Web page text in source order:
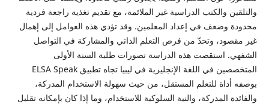
والتلقين والكتب الدراسية غير الملائمة، مع تقديم تغذية راجعة فردية
محدودة وضعف في إعداد المعلمين. وقد تؤدي هذه العوامل إلى إهمال
غير مقصود، وتحدّ من فرص التعلم الذاتي والمشاركة في التواصل
الشفهي. استقصت هذه الدراسة تصورات طلبة السنة الأولى
المتخصصين في اللغة الإنجليزية في ليبيا تجاه تطبيق ELSA Speak
بوصفه أداة للتعلم المستقل، من حيث سهولة الاستخدام المدركة،
والفائدة المدركة، والنية السلوكية للاستخدام، وما إذا كان بإمكانه تقليل